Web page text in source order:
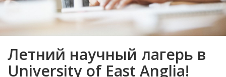
Летний научный лагерь в
University of East Anglia!